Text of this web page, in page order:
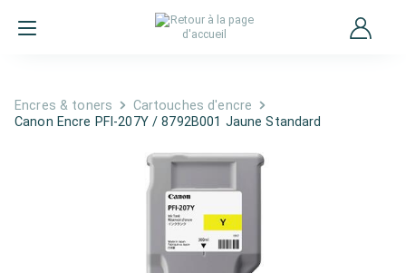
Encres & toners
Cartouches d'encre
Canon Encre PFI-207Y / 8792B001 Jaune Standard